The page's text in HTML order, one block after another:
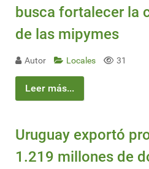
busca fortalecer la
de las mipymes
Autor Locales 31
Leer más...
Uruguay exportó
1.219 millones de